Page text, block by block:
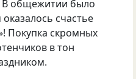
В общежитии было
счастье
Покупка скромных
в тон